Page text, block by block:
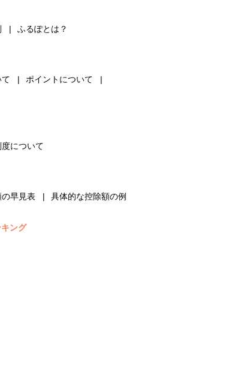
ふるぽとは？
ポイントについて
について
早見表 具体的な控除額の例
ング